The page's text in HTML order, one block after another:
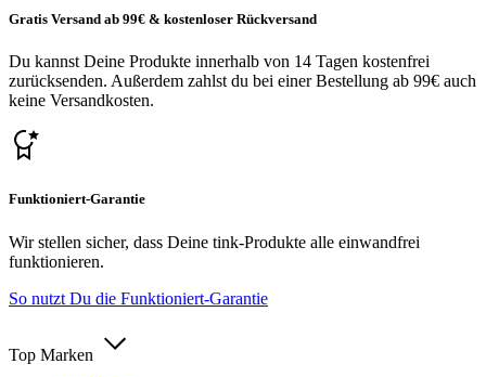
Gratis Versand ab 99€ & kostenloser Rückversand
Du kannst Deine Produkte innerhalb von 14 Tagen kostenfrei
zurücksenden. Außerdem zahlst du bei einer Bestellung ab 99€ auch
keine Versandkosten.
Funktioniert-Garantie
Wir stellen sicher, dass Deine tink-Produkte alle einwandfrei
funktionieren.
So nutzt Du die Funktioniert-Garantie
Top Marken